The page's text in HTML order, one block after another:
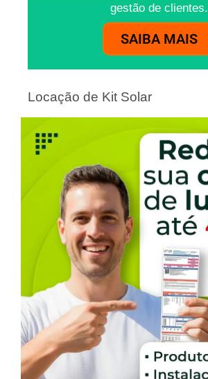
gestão de clientes.
SAIBA MAIS
Locação de Kit Solar